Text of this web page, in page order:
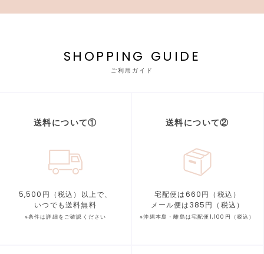
SHOPPING GUIDE
ご利用ガイド
送料について①
5,500円（税込）以上で、
いつでも送料無料
※条件は詳細をご確認ください
送料について②
宅配便は660円（税込）
メール便は385円（税込）
※沖縄本島・離島は宅配便1,100円（税込）